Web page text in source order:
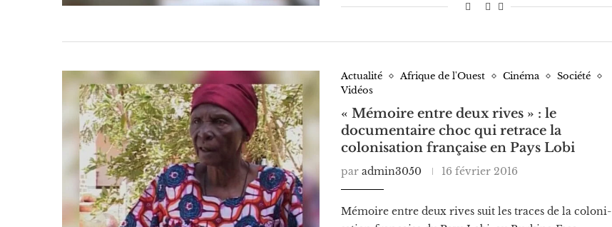
Actualité Afrique de l'Ouest Cinéma
Société
Vidéos
« Mémoire entre deux rives » : le
documentaire choc qui retrace la
colonisation française en Pays Lobi
par admin3050 16 février 2016
Mémoire entre deux rives suit les traces de la colo­ni­